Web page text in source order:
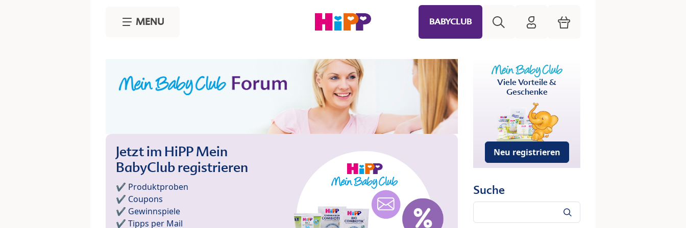
MENU BABYCLUB HiPP Mein Babyclub
Warenkorb
Jetzt im HiPP Mein
BabyClub registrieren
✔️ Produktproben
✔️ Coupons
✔️ Gewinnspiele
✔️ Tipps per Mail
Viele Vorteile &
Geschenke
Neu registrieren
Suche